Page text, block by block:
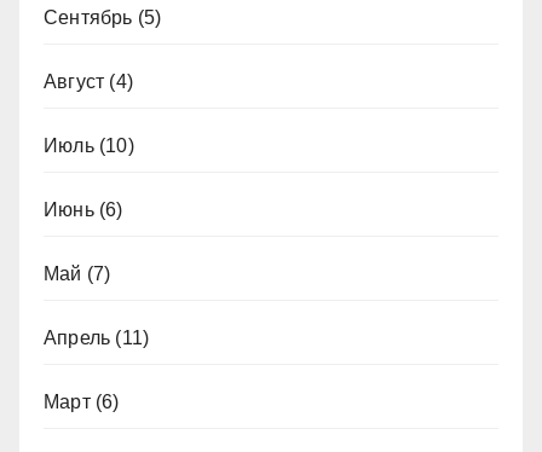
Сентябрь (5)
Август (4)
Июль(10)
Июнь(6)
Май (7)
Апрель (11)
Март(6)